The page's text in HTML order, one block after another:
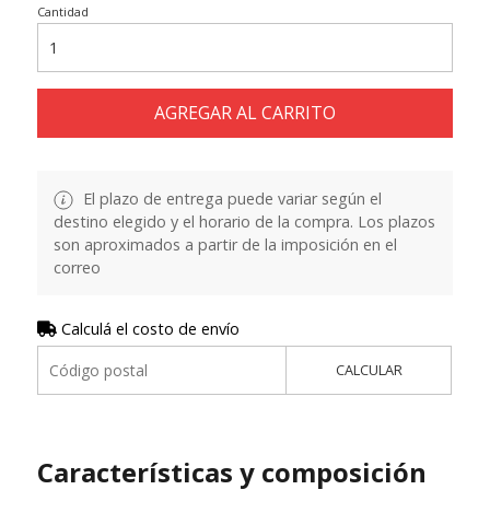
Cantidad
AGREGAR AL CARRITO
El plazo de entrega puede variar según el
destino elegido y el horario de la compra. Los plazos
son aproximados a partir de la imposición en el
correo
Calculá el costo de envío
CALCULAR
Características y composición